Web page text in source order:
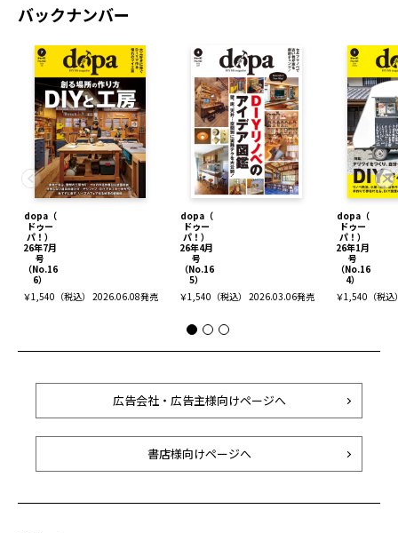
バックナンバー
dopa（
ドゥー
パ！）
26年7月
号
（No.16
6）
￥1,540（税込） 2026.06.08発売
dopa（
ドゥー
パ！）
26年4月
号
（No.16
5）
￥1,540（税込） 2026.03.06発売
dopa（
ドゥー
パ！）
26年1月
号
（No.16
4）
￥1,540（税
広告会社・広告主様向けページへ
書店様向けページへ